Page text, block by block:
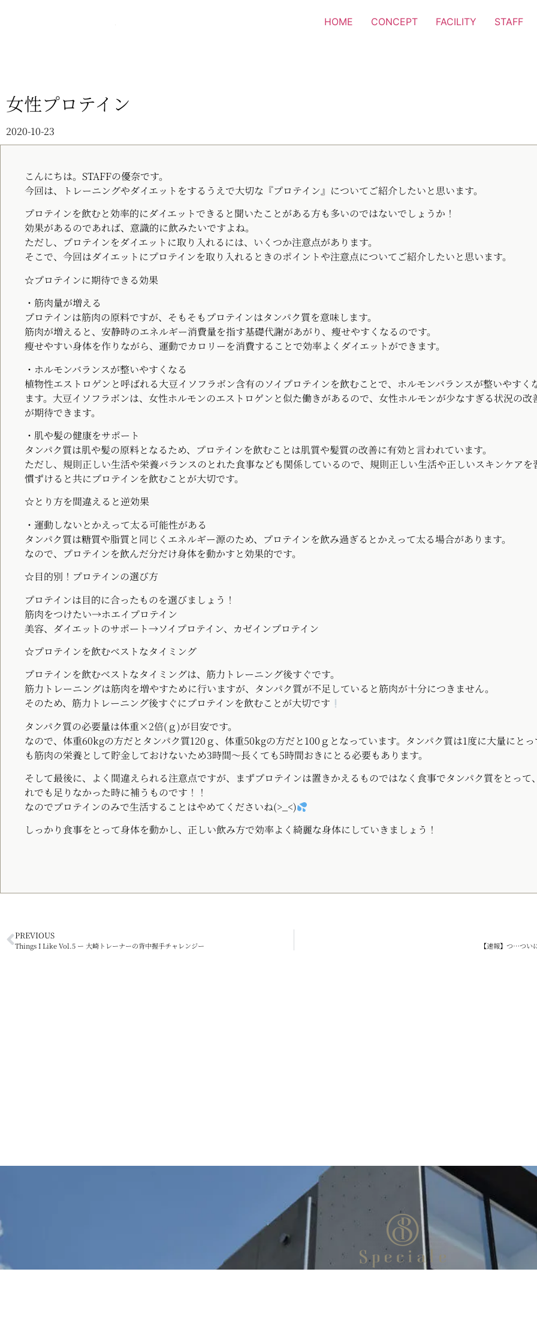
HOME CONCEPT FACILITY STAFF
女性プロテイン
2020-10-23
こんにちは。STAFFの優奈です。
今回は、トレーニングやダイエットをするうえで大切な『プロテイン』についてご紹介したいと思います。
プロテインを飲むと効率的にダイエットできると聞いたことがある方も多いのではないでしょうか！
効果があるのであれば、意識的に飲みたいですよね。
ただし、プロテインをダイエットに取り入れるには、いくつか注意点があります。
そこで、今回はダイエットにプロテインを取り入れるときのポイントや注意点についてご紹介したいと思います。
☆プロテインに期待できる効果
・筋肉量が増える
プロテインは筋肉の原料ですが、そもそもプロテインはタンパク質を意味します。
筋肉が増えると、安静時のエネルギー消費量を指す基礎代謝があがり、瘦せやすくなるのです。
瘦せやすい身体を作りながら、運動でカロリーを消費することで効率よくダイエットができます。
・ホルモンバランスが整いやすくなる
植物性エストロゲンと呼ばれる大豆イソフラボン含有のソイプロテインを飲むことで、ホルモンバランスが整いやすく
ます。大豆イソフラボンは、女性ホルモンのエストロゲンと似た働きがあるので、女性ホルモンが少なすぎる状況の改
が期待できます。
・肌や髪の健康をサポート
タンパク質は肌や髪の原料となるため、プロテインを飲むことは肌質や髪質の改善に有効と言われています。
ただし、規則正しい生活や栄養バランスのとれた食事なども関係しているので、規則正しい生活や正しいスキンケアを
慣ずけると共にプロテインを飲むことが大切です。
☆とり方を間違えると逆効果
・運動しないとかえって太る可能性がある
タンパク質は糖質や脂質と同じくエネルギー源のため、プロテインを飲み過ぎるとかえって太る場合があります。
なので、プロテインを飲んだ分だけ身体を動かすと効果的です。
☆目的別！プロテインの選び方
プロテインは目的に合ったものを選びましょう！
筋肉をつけたい→ホエイプロテイン
美容、ダイエットのサポート→ソイプロテイン、カゼインプロテイン
☆プロテインを飲むベストなタイミング
プロテインを飲むベストなタイミングは、筋力トレーニング後すぐです。
筋力トレーニングは筋肉を増やすために行いますが、タンパク質が不足していると筋肉が十分につきません。
そのため、筋力トレーニング後すぐにプロテインを飲むことが大切です
タンパク質の必要量は体重×2倍(ｇ)が目安です。
なので、体重60kgの方だとタンパク質120ｇ、体重50kgの方だと100ｇとなっています。 タンパク質は1度に大量にと
も筋肉の栄養として貯金しておけないため3時間～長くても5時間おきにとる必要もあります。
そして最後に、よく間違えられる注意点ですが、まずプロテインは置きかえるものではなく食事でタンパク質をとって
れでも足りなかった時に補うものです！！
なのでプロテインのみで生活することはやめてくださいね(>_<)
しっかり食事をとって身体を動かし、正しい飲み方で効率よく綺麗な身体にしていきましょう！
PREVIOUS
Things I Like Vol.5 ー 大崎トレーナーの背中握手チャレンジー 【速報】つ…つい